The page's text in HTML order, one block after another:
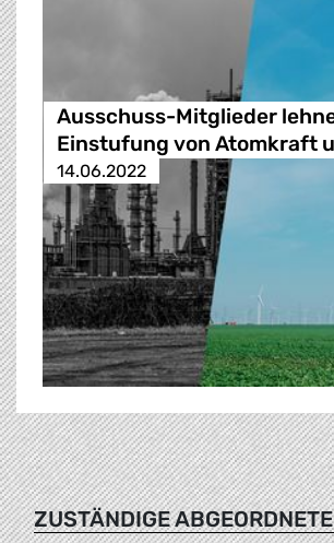
Ausschuss-Mitglieder
Einstufung von Atomkraft
14.06.2022
ZUSTÄNDIGE ABGEORDNETE